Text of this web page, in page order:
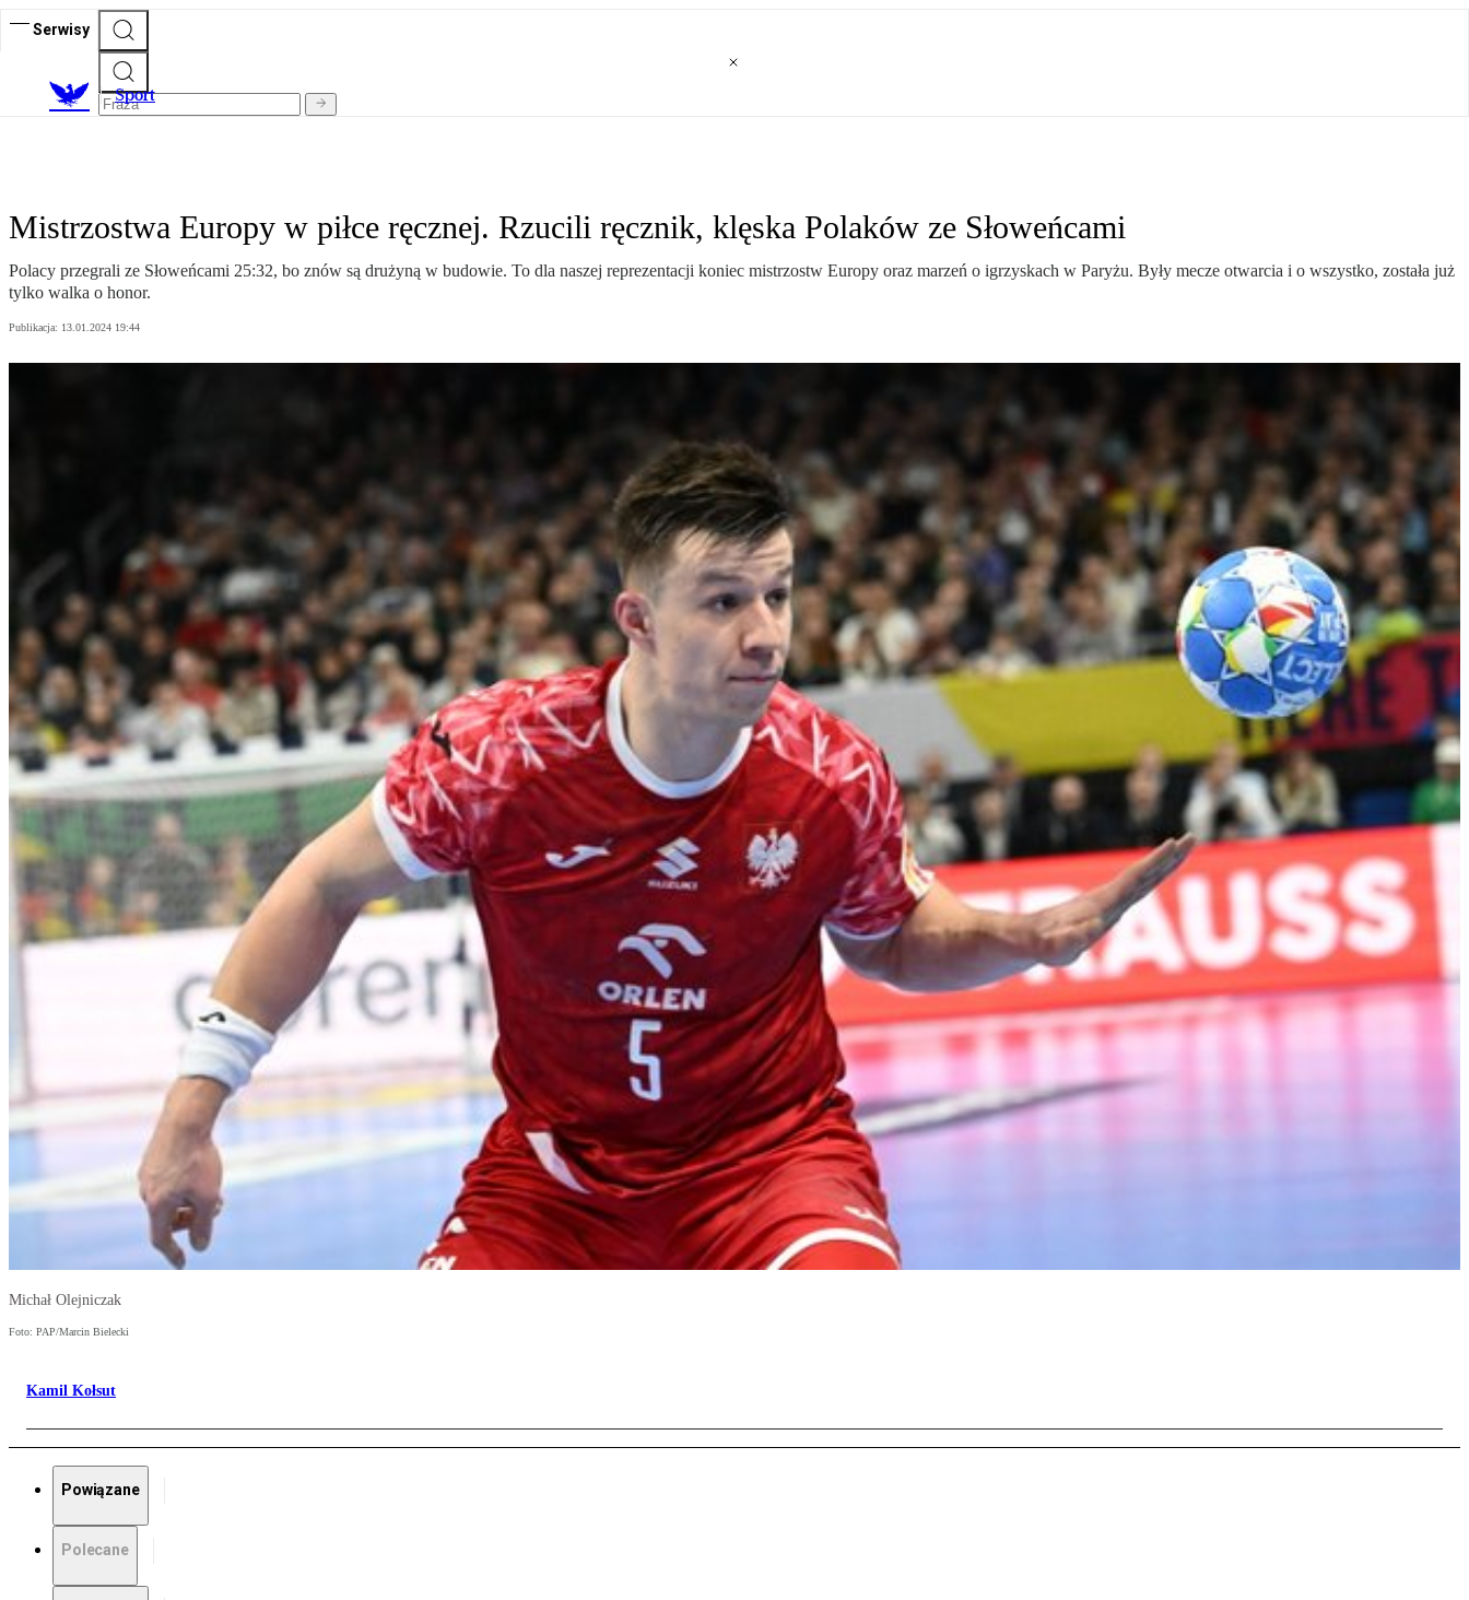
Serwisy
Sport
Mistrzostwa Europy w piłce ręcznej. Rzucili ręcznik, klęska Polaków ze Słoweńcami
Polacy przegrali ze Słoweńcami 25:32, bo znów są drużyną w budowie. To dla naszej reprezentacji koniec mistrzostw Europy oraz marzeń o igrzyskach w Paryżu. Były mecze otwarcia i o wszystko, została już
tylko walka o honor.
Publikacja: 13.01.2024 19:44
Michał Olejniczak
Foto: PAP/Marcin Bielecki
Kamil Kołsut
Powiązane
Polecane